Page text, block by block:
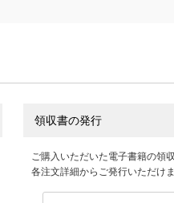
領収書の発行
ご購入いただいた電子書籍の領
各注文詳細からご発行いただけま